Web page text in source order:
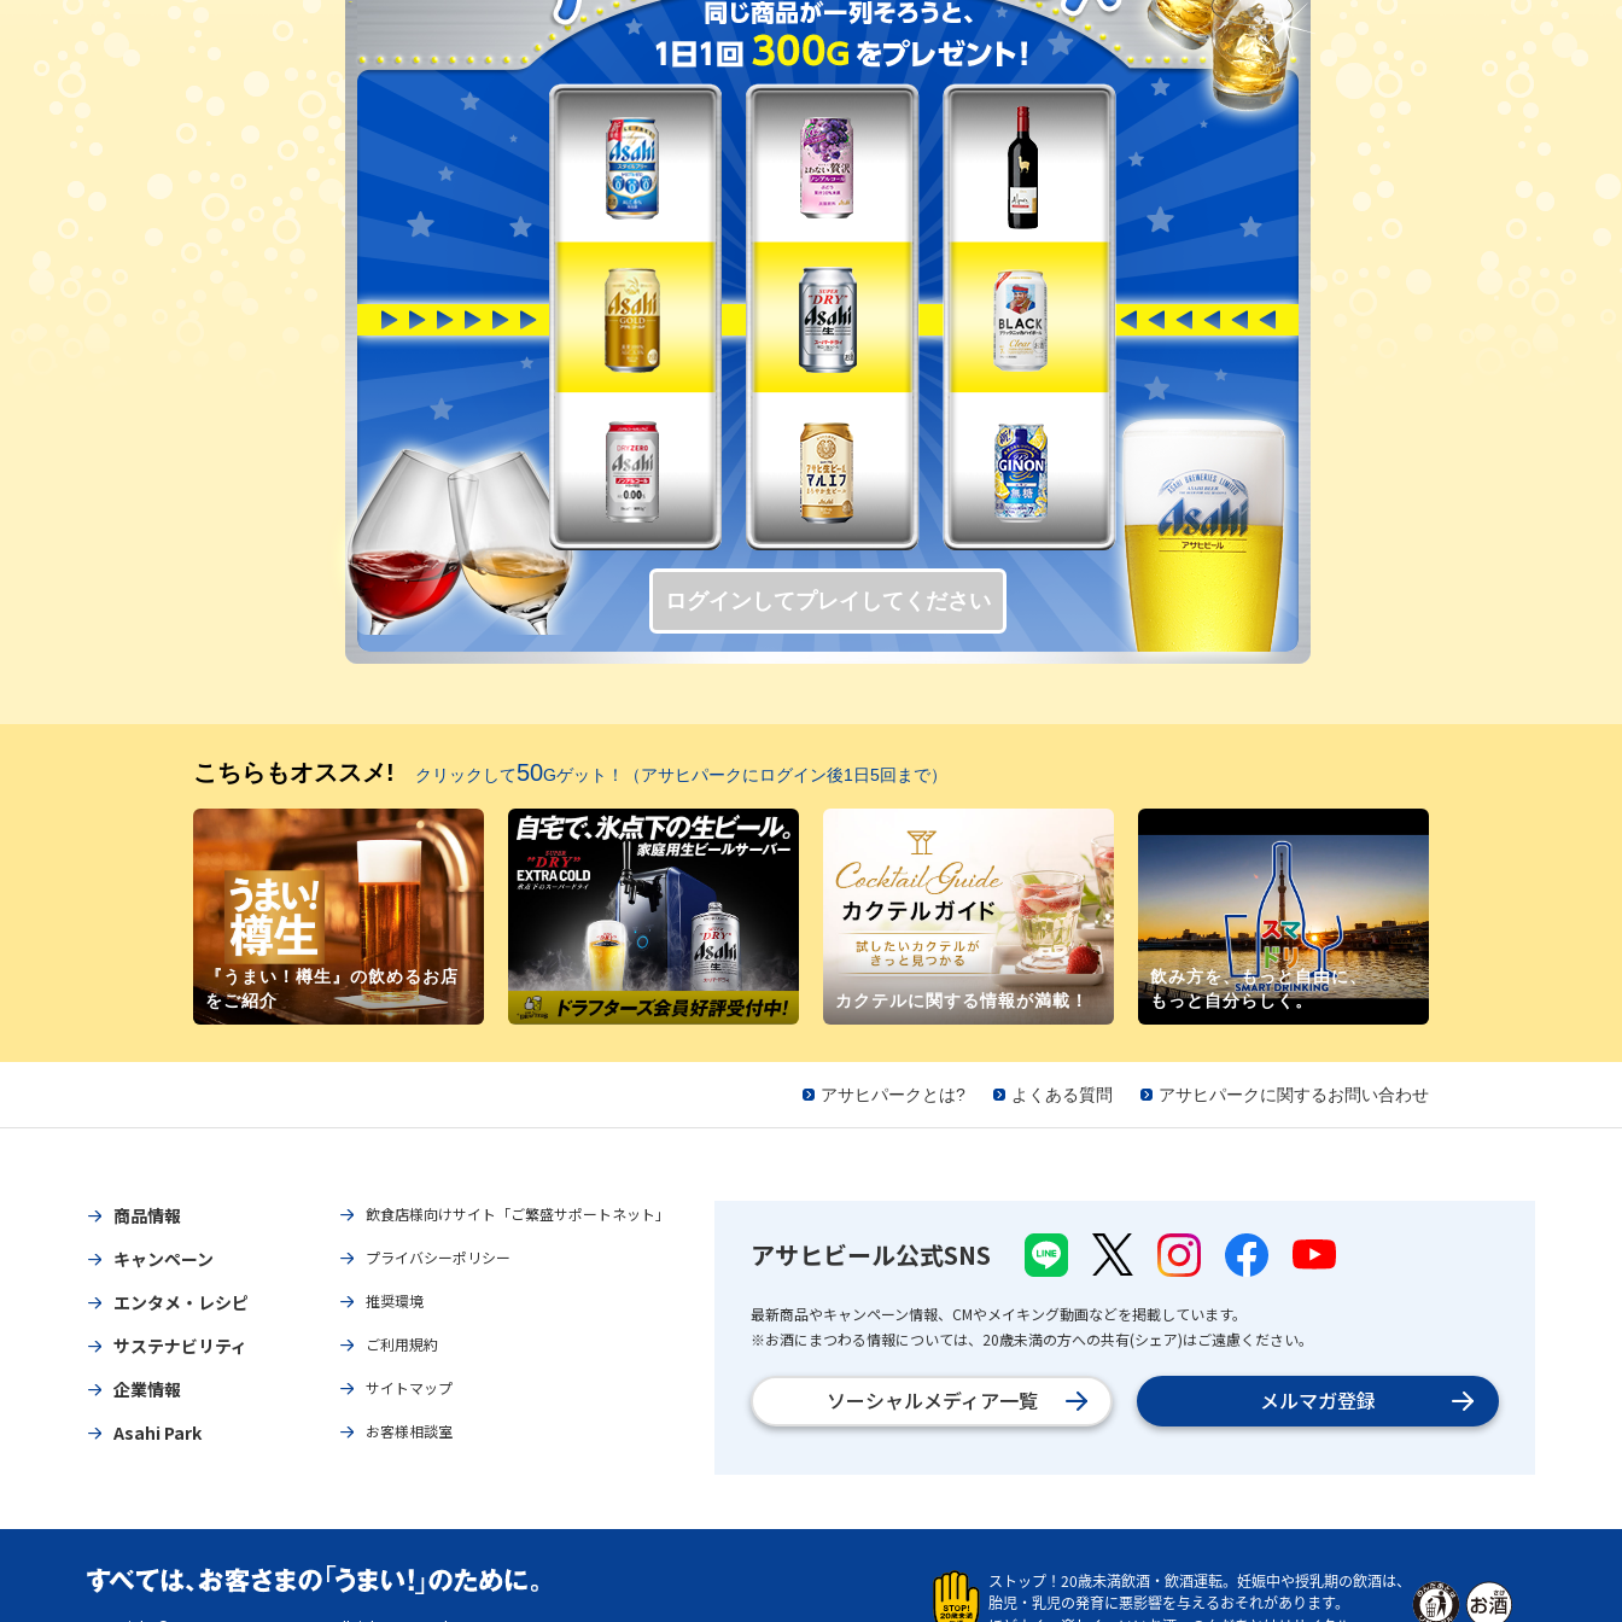
ログインしてプレイしてください
こちらもオススメ! クリックして50Gゲット！（アサヒパークにログイン後1日5回まで）
『うまい！樽生』の飲めるお店
をご紹介
カクテルに関する情報が満載！
飲み方を、もっと自由に、
もっと自分らしく。
アサヒパークとは? よくある質問 アサヒパークに関するお問い合わせ
商品情報
キャンペーン
エンタメ・レシピ
サステナビリティ
企業情報
Asahi Park
飲食店様向けサイト「ご繁盛サポートネット」
プライバシーポリシー
推奨環境
ご利用規約
サイトマップ
お客様相談室
アサヒビール公式SNS
最新商品やキャンペーン情報、CMやメイキング動画などを掲載しています。
※お酒にまつわる情報については、20歳未満の方への共有(シェア)はご遠慮ください。
ソーシャルメディア一覧 メルマガ登録